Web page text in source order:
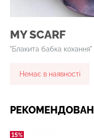
MY SCARF
"Блакита бабка
Немає в наявності
15%